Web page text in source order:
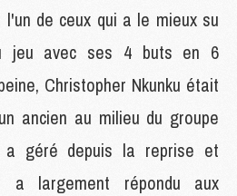
de ceux qui a le mieux su
jeu avec ses 4 buts en 6
Christopher Nkunku était
ancien au milieu du groupe
a géré depuis la reprise et
a largement répondu aux